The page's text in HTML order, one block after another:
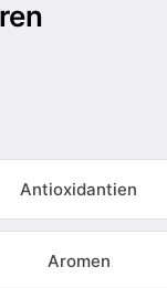
Antioxidantien
Aromen